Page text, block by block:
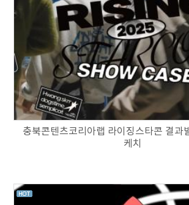
충북콘텐츠코리아랩 라이징스타콘 결과
케치